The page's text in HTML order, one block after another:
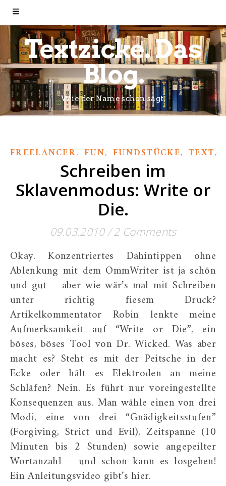
Textzicke. Das
Blog.
Wie der Name schon sagt.
FREELANCER, FUN, FUNDSTÜCKE, TEXT,
Schreiben im
Sklavenmodus: Write or
Die.
09.03.2010/ 2 Comments
Okay. Konzentriertes Dahintippen ohne
Ablenkung mit dem OmmWriter ist ja schön
und gut – aber wie wär’s mal mit Schreiben
unter richtig fiesem Druck?
Artikelkommentator Robin lenkte meine
Aufmerksamkeit auf “Write or Die”, ein
böses, böses Tool von Dr. Wicked. Was aber
macht es? Steht es mit der Peitsche in der
Ecke oder hält es Elektroden an meine
Schläfen? Nein. Es führt nur voreingestellte
Konsequenzen aus. Man wähle einen von drei
Modi, eine von drei “Gnädigkeitsstufen”
(Forgiving, Strict und Evil), Zeitspanne (10
Minuten bis 2 Stunden) sowie angepeilter
Wortanzahl – und schon kann es losgehen!
Ein Anleitungsvideo gibt’s hier.